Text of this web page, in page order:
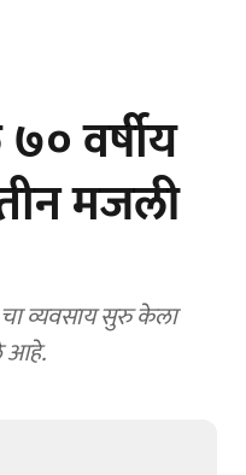
वर्षीय
मजली
व्यवसाय सुरु केला
आहे.